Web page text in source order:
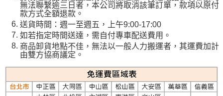
無法聯繫逾三日者，本公司將取消該筆訂單，款項以原付
款方式全額退款。
送貨時間：週一至週五，上午9:00-17:00
如若指定時間送達，需自付專車配送費用。
商品卸貨地點不佳，無法以一般人力搬運者，其運費加計
由雙方協商議定。